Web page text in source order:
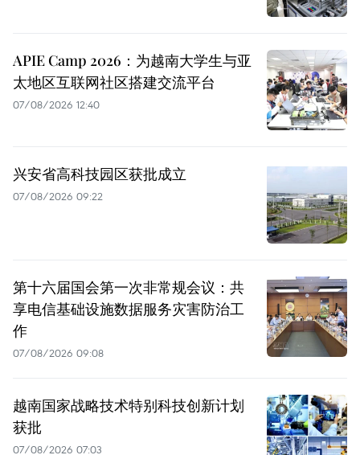
APIE Camp 2026：为越南大学生与亚
太地区互联网社区搭建交流平台
07/08/2026 12:40
兴安省高科技园区获批成立
07/08/2026 09:22
第十六届国会第一次非常规会议：共
享电信基础设施数据服务灾害防治工
作
07/08/2026 09:08
越南国家战略技术特别科技创新计划
获批
07/08/2026 07:03